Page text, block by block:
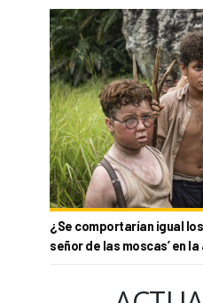
¿Se comportarían igual
señor de las moscas’ en